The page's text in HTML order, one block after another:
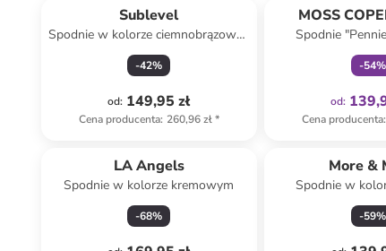
Sublevel
Spodnie w kolorze ciemnobrązowo-
kremowym
-42%
od: 149,95 zł
Cena producenta: 260,96 zł*
MOSS
Spodnie
-54%
od:
Cena producenta:
LA Angels
Spodnie w kolorze kremowym
-68%
More &
Spodnie w
-59%